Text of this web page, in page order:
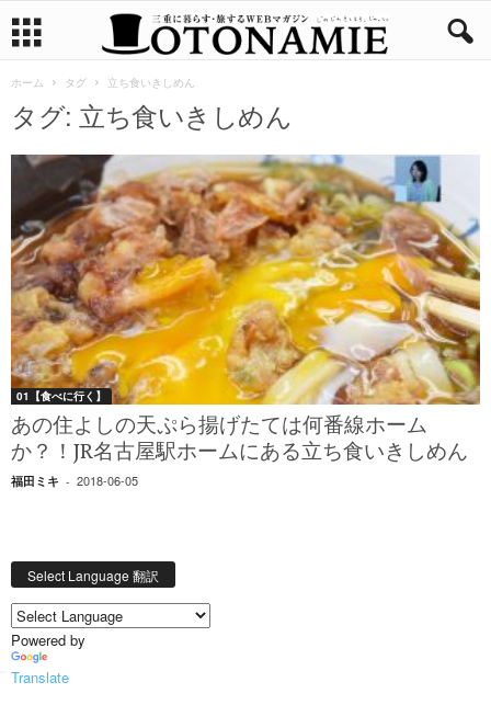
ホーム タグ 立ち食いきしめん
タグ: 立ち食いきしめん
01【食べに行く】
あの住よしの天ぷら揚げたては何番線ホーム
か？！JR名古屋駅ホームにある立ち食いきしめん
福田ミキ - 2018-06-05
Select Language 翻訳
Powered by
Translate